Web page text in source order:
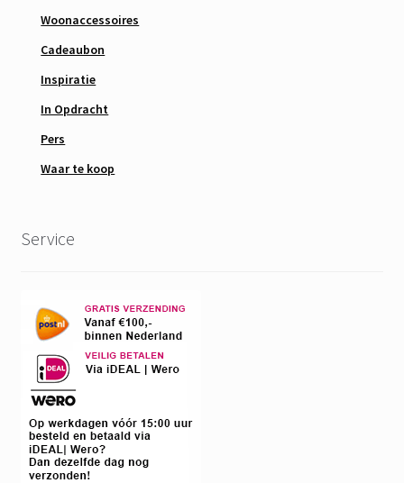
Woonaccessoires
Cadeaubon
Inspiratie
In Opdracht
Pers
Waar te koop
Service